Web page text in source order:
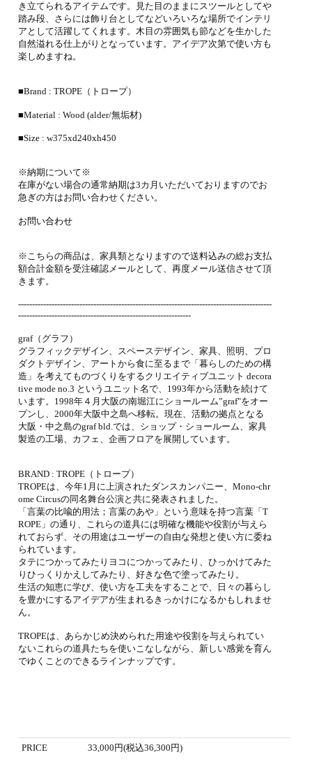
き立てられるアイテムです。見た目のままにスツールとしてや
踏み段、さらには飾り台としてなどいろいろな場所でインテリ
アとして活躍してくれます。木目の雰囲気も節などを生かした
自然溢れる仕上がりとなっています。アイデア次第で使い方も
楽しめますね。
■Brand : TROPE（トロープ）
■Material : Wood (alder/無垢材)
■Size : w375xd240xh450
※納期について※
在庫がない場合の通常納期は3カ月いただいておりますのでお
急ぎの方はお問い合わせください。
お問い合わせ
※こちらの商品は、家具類となりますので送料込みの総お支払
額合計金額を受注確認メールとして、再度メール送信させて頂
きます。
-------------------------------------------------------------------------------------------
--------------------------------------------------------------
graf（グラフ）
グラフィックデザイン、スペースデザイン、家具、照明、プロ
ダクトデザイン、アートから食に至るまで「暮らしのための構
造」を考えてものづくりをするクリエイティブユニット decora
tive mode no.3 というユニット名で、1993年から活動を続けて
います。1998年４月大阪の南堀江にショールーム”graf"をオー
プンし、2000年大阪中之島へ移転。現在、活動の拠点となる
大阪・中之島のgraf bld.では、ショップ・ショールーム、家具
製造の工場、カフェ、企画フロアを展開しています。
BRAND : TROPE（トロープ）
TROPEは、今年1月に上演されたダンスカンパニー、Mono-chr
ome Circusの同名舞台公演と共に発表されました。
「言葉の比喩的用法；言葉のあや」という意味を持つ言葉「T
ROPE」の通り、これらの道具には明確な機能や役割が与えら
れておらず、その用途はユーザーの自由な発想と使い方に委ね
られています。
タテにつかってみたりヨコにつかってみたり、ひっかけてみた
りひっくりかえしてみたり、好きな色で塗ってみたり。
生活の知恵に学び、使い方を工夫をすることで、日々の暮らし
を豊かにするアイデアが生まれるきっかけになるかもしれませ
ん。
TROPEは、あらかじめ決められた用途や役割を与えられてい
ないこれらの道具たちを使いこなしながら、新しい感覚を育ん
でゆくことのできるラインナップです。
PRICE 33,000円(税込36,300円)